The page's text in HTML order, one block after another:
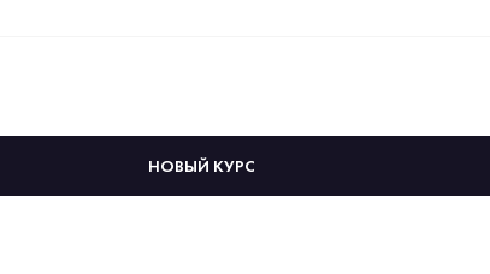
НОВЫЙ КУРС